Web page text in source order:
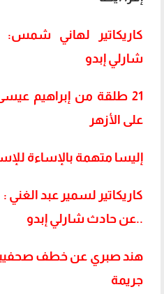
كاريكاتير لهاني شمس:
شارلي إبدو
21 طلقة من إبراهيم
على الأزهر
إليسا متهمة بالإساءة
كاريكاتير لسمير عبد
..عن حادث شارلي إبدو
هند صبري عن خطف
جريمة